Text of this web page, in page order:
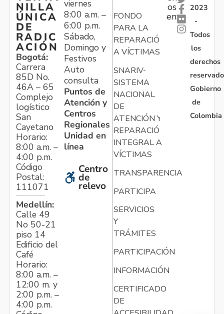
NILLA
ÚNICA
DE
RADIC
ACIÓN
Bogotá:
Carrera
85D No.
46A – 65
Complejo
logístico
San
Cayetano
Horario:
8:00 a.m. –
4:00 p.m.
Código
Postal:
111071
Medellín:
Calle 49
No 50-21
piso 14
Edificio del
Café
Horario:
8:00 a.m. –
12:00 m. y
2:00 p.m. –
4:00 p.m.
viernes
8:00 a.m. –
6:00 p.m.
Sábado,
Domingo y
Festivos
Auto
consulta
Puntos de
Atención y
Centros
Regionales
Unidad en
línea
Centro
de
relevo
FONDO
PARA LA
REPARACIÓN
A VÍCTIMAS
SNARIV-
SISTEMA
NACIONAL
DE
ATENCIÓN Y
REPARACIÓN
INTEGRAL A
VÍCTIMAS
TRANSPARENCIA
PARTICIPA
SERVICIOS
Y
TRÁMITES
PARTICIPACIÓN
INFORMACIÓN
CERTIFICADO
DE
os
en:
2023
-
Todos
los
derechos
Gobierno
de
Colombia